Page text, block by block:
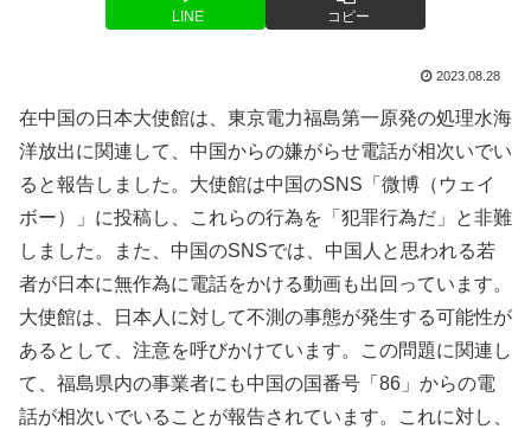
LINE コピー
2023.08.28
在中国の日本大使館は、東京電力福島第一原発の処理水海
洋放出に関連して、中国からの嫌がらせ電話が相次いでい
ると報告しました。大使館は中国のSNS「微博（ウェイ
ボー）」に投稿し、これらの行為を「犯罪行為だ」と非難
しました。また、中国のSNSでは、中国人と思われる若
者が日本に無作為に電話をかける動画も出回っています。
大使館は、日本人に対して不測の事態が発生する可能性が
あるとして、注意を呼びかけています。この問題に関連し
て、福島県内の事業者にも中国の国番号「86」からの電
話が相次いでいることが報告されています。これに対し、